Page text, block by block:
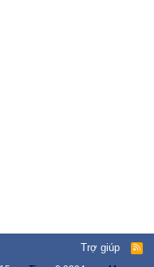
Trợ giúp
R